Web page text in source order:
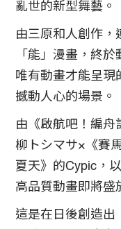
亂世的新型舞藝。
由三原和人創作，
「能」漫畫，終於
唯有動畫才能呈現
撼動人心的場景。
由《啟航吧！編舟
柳トシマサ×《賽
夏天》的Cypic，
高品質動畫即將盛
這是在日後創造出